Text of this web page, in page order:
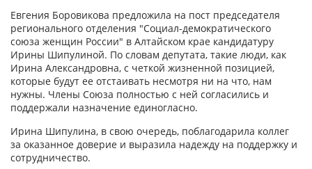
Евгения Боровикова предложила на пост председателя
регионального отделения "Социал-демократического
союза женщин России" в Алтайском крае кандидатуру
Ирины Шипулиной. По словам депутата, такие люди, как
Ирина Александровна, с четкой жизненной позицией,
которые будут ее отстаивать несмотря ни на что, нам
нужны. Члены Союза полностью с ней согласились и
поддержали назначение единогласно.
Ирина Шипулина, в свою очередь, поблагодарила коллег
за оказанное доверие и выразила надежду на поддержку и
сотрудничество.